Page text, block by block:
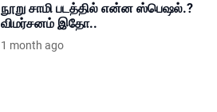
நூறு சாமி படத்தில் என்ன ஸ்பெஷல்.?
விமர்சனம் இதோ..
1 month ago